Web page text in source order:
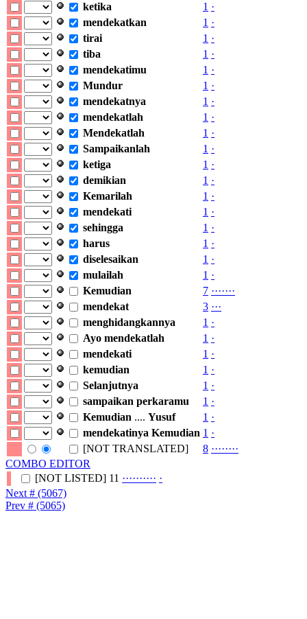
ketika
1 ·
mendekatkan
1 ·
tirai
1 ·
tiba
1 ·
mendekatimu
1 ·
Mundur
1 ·
mendekatnya
1 ·
mendekatlah
1 ·
Mendekatlah
1 ·
Sampaikanlah
1 ·
ketiga
1 ·
demikian
1 ·
Kemarilah
1 ·
mendekati
1 ·
sehingga
1 ·
harus
1 ·
diselesaikan
1 ·
mulailah
1 ·
Kemudian
7 ·······
mendekat
3 ···
menghidangkannya
1 ·
Ayo mendekatlah 1 ·
mendekati
1 ·
kemudian
1 ·
Selanjutnya
1 ·
sampaikan perkaramu 1 ·
Kemudian .... Yusuf 1 ·
mendekatinya Kemudian 1 ·
[NOT TRANSLATED]
8 ········
COMBO EDITOR
[NOT LISTED] 11 ·········· ·
Next # (5067)
Prev # (5065)